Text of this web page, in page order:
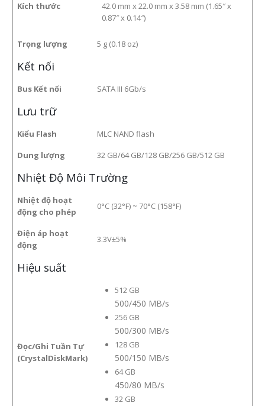
Kích thước
42.0 mm x 22.0 mm x 3.58 mm (1.65″ x
0.87″ x 0.14″)
Trọng lượng 5 g (0.18 oz)
Kết nối
Bus Kết nối SATA III 6Gb/s
Lưu trữ
Kiểu Flash
MLC NAND flash
Dung lượng
32 GB/64 GB/128 GB/256 GB/512 GB
Nhiệt Độ Môi Trường
Nhiệt độ hoạt
động cho phép
0°C (32°F) ~ 70°C (158°F)
Điện áp hoạt
động
3.3V±5%
Hiệu suất
Đọc/Ghi Tuần Tự
(CrystalDiskMark)
512GB
500/450 MB/s
256GB
500/300 MB/s
128GB
500/150 MB/s
64GB
450/80 MB/s
32GB